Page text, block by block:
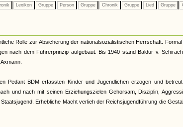
Lexikon Gruppe Person Gruppe Chronik Gruppe Lied Gruppe
Rolle zur Absicherung der nationalsozialistischen Herrschaft.
nach dem Führerprinzip aufgebaut. Bis 1940 stand Baldur v.
Pedant BDM erfassten Kinder und Jugendlichen erzogen und betreut
und nach mit seinen Erziehungszielen Gehorsam, Disziplin,
Erhebliche Macht verlieh der Reichsjugendführung die